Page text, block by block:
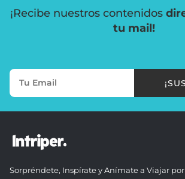
¡Recibe nuestros contenidos
tu mail!
Sorpréndete, Inspírate y Anímate a Viajar